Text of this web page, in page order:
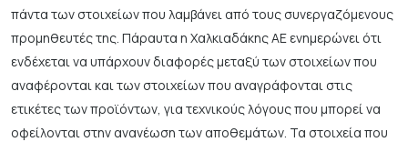
πάντα των στοιχείων που λαμβάνει από τους συνεργαζόμενους
προμηθευτές της. Πάραυτα η Χαλκιαδάκης ΑΕ ενημερώνει ότι
ενδέχεται να υπάρχουν διαφορές μεταξύ των στοιχείων που
αναφέρονται και των στοιχείων που αναγράφονται στις
ετικέτες των προϊόντων, για τεχνικούς λόγους που μπορεί να
οφείλονται στην ανανέωση των αποθεμάτων. Τα στοιχεία που